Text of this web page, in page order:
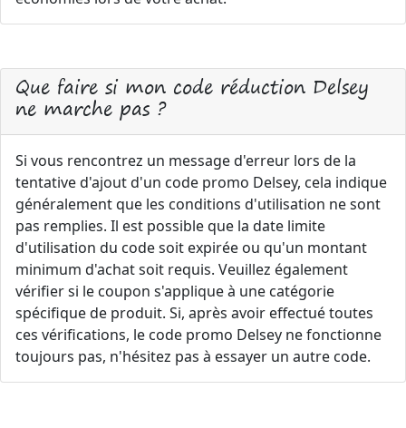
Que faire si mon code réduction Delsey
ne marche pas ?
Si vous rencontrez un message d'erreur lors de la
tentative d'ajout d'un code promo Delsey, cela indique
généralement que les conditions d'utilisation ne sont
pas remplies. Il est possible que la date limite
d'utilisation du code soit expirée ou qu'un montant
minimum d'achat soit requis. Veuillez également
vérifier si le coupon s'applique à une catégorie
spécifique de produit. Si, après avoir effectué toutes
ces vérifications, le code promo Delsey ne fonctionne
toujours pas, n'hésitez pas à essayer un autre code.